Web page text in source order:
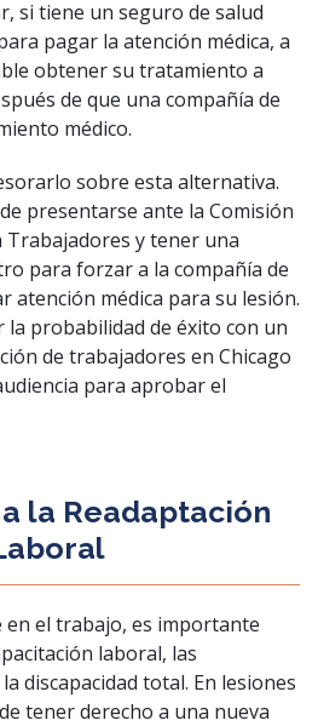
si tiene un seguro de salud
pagar la atención médica, a
obtener su tratamiento a
de que una compañía de
médico.
sobre esta alternativa.
presentarse ante la Comisión
Trabajadores y tener una
para forzar a la compañía de
atención médica para su lesión.
la probabilidad de éxito con un
de trabajadores en Chicago
para aprobar el
la Readaptación
en el trabajo, es importante
laboral, las
discapacidad total. En lesiones
tener derecho a una nueva